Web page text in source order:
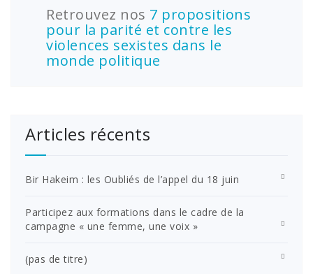
Retrouvez nos 7 propositions
pour la parité et contre les
violences sexistes dans le
monde politique
Articles récents
Bir Hakeim : les Oubliés de l’appel du 18 juin
Participez aux formations dans le cadre de la
campagne « une femme, une voix »
(pas de titre)